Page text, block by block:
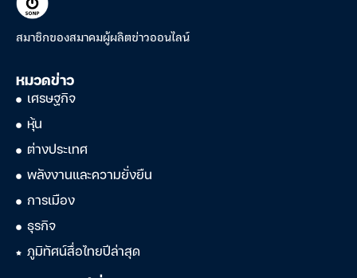
สมาชิกของสมาคมผู้ผลิตข่าวออนไลน์
หมวดข่าว
เศรษฐกิจ
หุ้น
ต่างประเทศ
พลังงานและความยั่งยืน
การเมือง
ธุรกิจ
ภูมิทัศน์สื่อไทยปีล่าสุด